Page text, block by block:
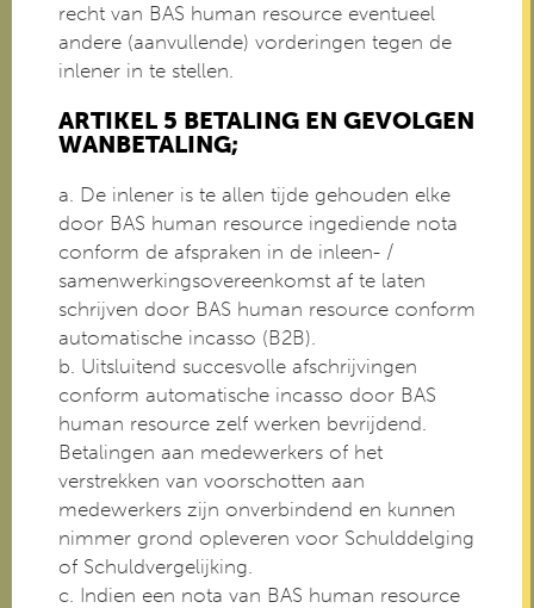
recht van BAS human resource eventueel
andere (aanvullende) vorderingen tegen de
inlener in te stellen.
ARTIKEL 5 BETALING EN GEVOLGEN
WANBETALING;
a. De inlener is te allen tijde gehouden elke
door BAS human resource ingediende nota
conform de afspraken in de inleen- /
samenwerkingsovereenkomst af te laten
schrijven door BAS human resource conform
automatische incasso (B2B).
b. Uitsluitend succesvolle afschrijvingen
conform automatische incasso door BAS
human resource zelf werken bevrijdend.
Betalingen aan medewerkers of het
verstrekken van voorschotten aan
medewerkers zijn onverbindend en kunnen
nimmer grond opleveren voor Schulddelging
of Schuldvergelijking.
c. Indien een nota van BAS human resource